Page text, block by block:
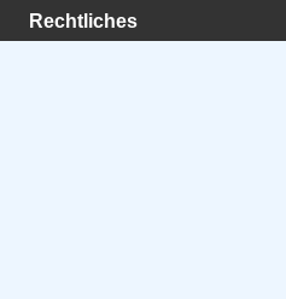
Rechtliches